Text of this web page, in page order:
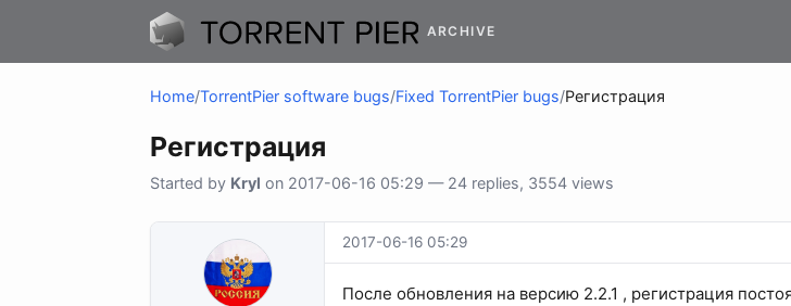
ARCHIVE
Home/TorrentPier software bugs/Fixed TorrentPier bugs/Регистрация
Регистрация
Started by Kryl on 2017-06-16 05:29 — 24 replies, 3554 views
2017-06-16 05:29
После обновления на версию 2.2.1 , регистрация